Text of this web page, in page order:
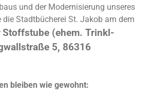
und der Modernisierung unseres
die Stadtbücherei St. Jakob am dem
Stoffstube (ehem. Trinkl-
5, 86316
bleiben wie gewohnt: